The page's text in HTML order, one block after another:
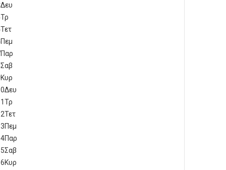
Δευ
Τρ
Τετ
Πεμ
Παρ
Σαβ
Κυρ
Δευ
Τρ
Τετ
Πεμ
Παρ
Σαβ
Κυρ